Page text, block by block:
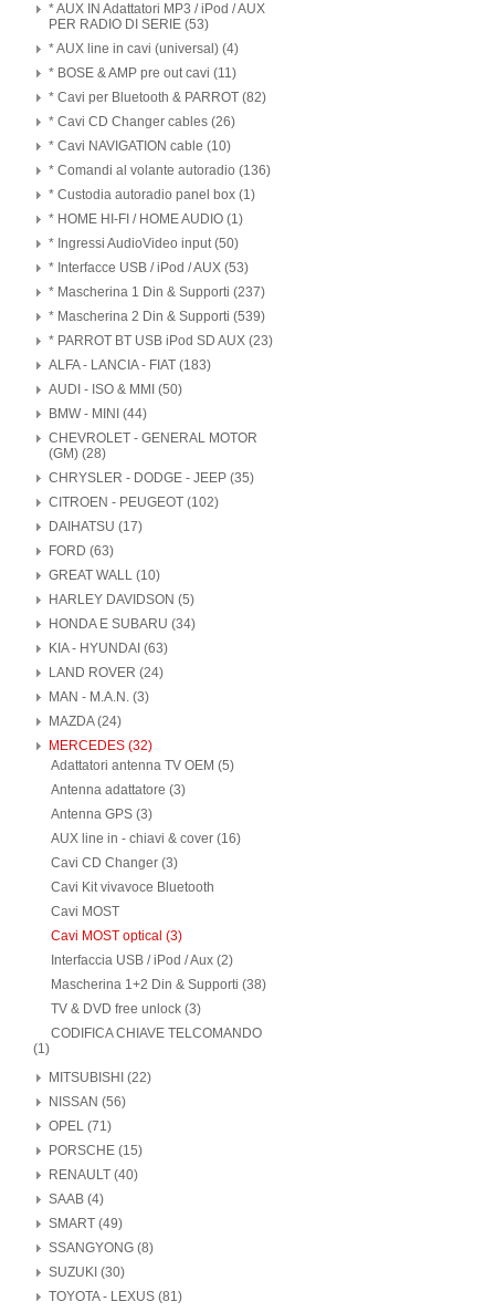
* AUX IN Adattatori MP3 / iPod / AUX
PER RADIO DI SERIE (53)
* AUX line in cavi (universal) (4)
* BOSE & AMP pre out cavi (11)
* Cavi per Bluetooth & PARROT (82)
* Cavi CD Changer cables (26)
* Cavi NAVIGATION cable (10)
* Comandi al volante autoradio (136)
* Custodia autoradio panel box (1)
* HOME HI-FI / HOME AUDIO (1)
* Ingressi AudioVideo input (50)
* Interfacce USB / iPod / AUX (53)
* Mascherina 1 Din & Supporti (237)
* Mascherina 2 Din & Supporti (539)
* PARROT BT USB iPod SD AUX (23)
ALFA - LANCIA - FIAT (183)
AUDI - ISO & MMI (50)
BMW - MINI (44)
CHEVROLET - GENERAL MOTOR
(GM) (28)
CHRYSLER - DODGE - JEEP (35)
CITROEN - PEUGEOT (102)
DAIHATSU (17)
FORD (63)
GREAT WALL (10)
HARLEY DAVIDSON (5)
HONDA E SUBARU (34)
KIA - HYUNDAI (63)
LAND ROVER (24)
MAN - M.A.N. (3)
MAZDA (24)
MERCEDES (32)
Adattatori antenna TV OEM (5)
Antenna adattatore (3)
Antenna GPS (3)
AUX line in - chiavi & cover (16)
Cavi CD Changer (3)
Cavi Kit vivavoce Bluetooth
Cavi MOST
Cavi MOST optical (3)
Interfaccia USB / iPod / Aux (2)
Mascherina 1+2 Din & Supporti (38)
TV & DVD free unlock (3)
CODIFICA CHIAVE TELCOMANDO
(1)
MITSUBISHI (22)
NISSAN (56)
OPEL (71)
PORSCHE (15)
RENAULT (40)
SAAB (4)
SMART (49)
SSANGYONG (8)
SUZUKI (30)
TOYOTA - LEXUS (81)